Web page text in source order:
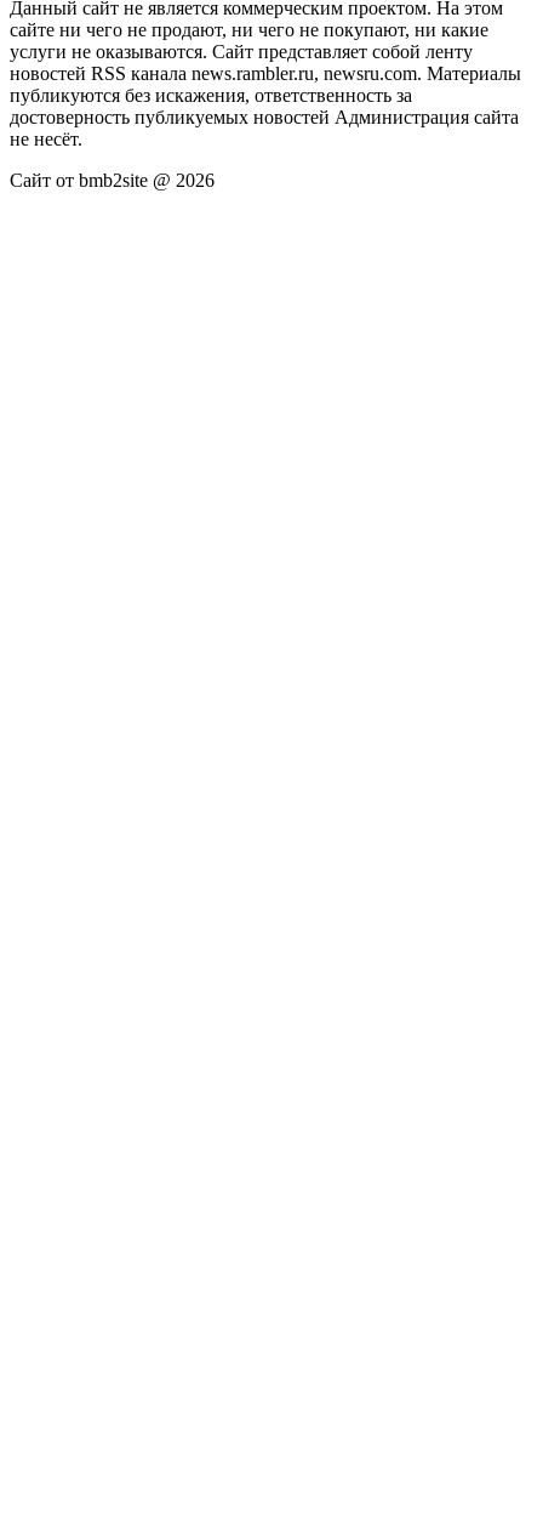
Данный сайт не является коммерческим проектом. На этом
сайте ни чего не продают, ни чего не покупают, ни какие
услуги не оказываются. Сайт представляет собой ленту
новостей RSS канала news.rambler.ru, newsru.com. Материалы
публикуются без искажения, ответственность за
достоверность публикуемых новостей Администрация сайта
не несёт.
Сайт от bmb2site @ 2026